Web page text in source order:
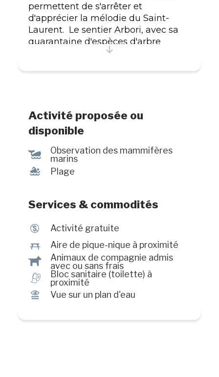
permettent de s'arrêter et
d'apprécier la mélodie du Saint-
Laurent. Le sentier Arbori, avec sa
quarantaine d'espèces d'arbre
permet une ressource alimentaire
Activité proposée ou
disponible
%
Observation des mammifères
marins
l Plage
Services & commodités
$ Activité gratuite
h Aire de pique-nique à proximité
Â
Animaux de compagnie admis
avec ou sans frais
h
Bloc sanitaire (toilette) à
proximité
Ï Vue sur un plan d'eau